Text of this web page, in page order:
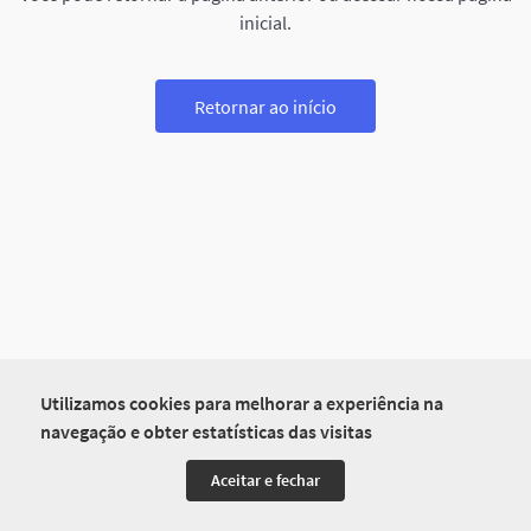
Utilizamos cookies para melhorar a experiência na
navegação e obter estatísticas das visitas
Aceitar e fechar
inicial.
Retornar ao início